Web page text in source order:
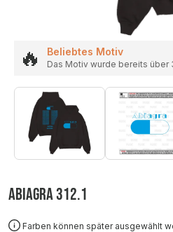
🔥 Beliebtes Motiv
Das Motiv wurde bereits über
ABIAGRA 312.1
Farben können später ausgewählt